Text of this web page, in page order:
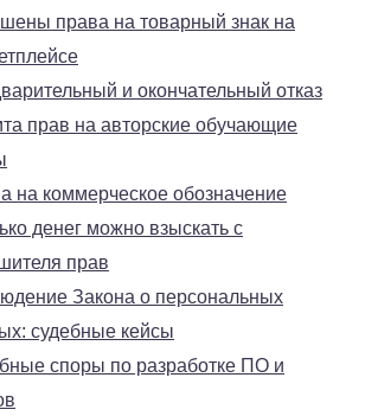
права на товарный знак на
и окончательный отказ
прав на авторские обучающие
на коммерческое обозначение
денег можно взыскать с
прав
Закона о персональных
судебные кейсы
споры по разработке ПО и